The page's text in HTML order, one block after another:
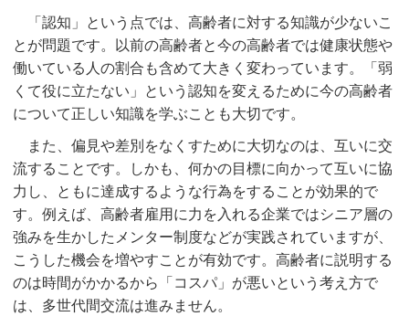
「認知」という点では、高齢者に対する知識が少ないこ
とが問題です。以前の高齢者と今の高齢者では健康状態や
働いている人の割合も含めて大きく変わっています。「弱
くて役に立たない」という認知を変えるために今の高齢者
について正しい知識を学ぶことも大切です。
また、偏見や差別をなくすために大切なのは、互いに交
流することです。しかも、何かの目標に向かって互いに協
力し、ともに達成するような行為をすることが効果的で
す。例えば、高齢者雇用に力を入れる企業ではシニア層の
強みを生かしたメンター制度などが実践されていますが、
こうした機会を増やすことが有効です。高齢者に説明する
のは時間がかかるから「コスパ」が悪いという考え方で
は、多世代間交流は進みません。